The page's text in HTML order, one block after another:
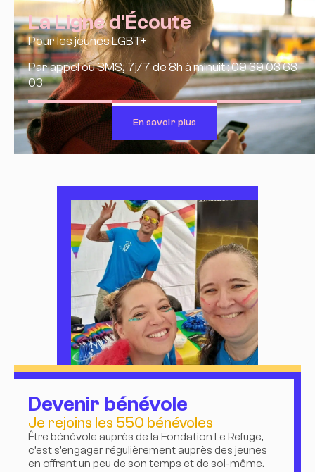
La Ligne d'Écoute
Pour les jeunes LGBT+
Par appel ou SMS, 7j/7 de 8h à minuit : 09 39 03 63
03
En savoir plus
Devenir bénévole
Je rejoins les 550 bénévoles
Être bénévole auprès de la Fondation Le Refuge,
c’est s’engager régulièrement auprès des jeunes
en offrant un peu de son temps et de soi-même.